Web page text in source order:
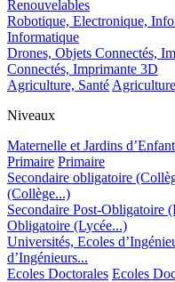
Renouvelables
Robotique, Electronique,
Informatique
Drones, Objets Connectés,
Connectés, Imprimante 3D
Agriculture, Santé
Niveaux
Maternelle et Jardins
Primaire Primaire
Secondaire obligatoire
(Collège...)
Secondaire Post-Obligatoire
Obligatoire (Lycée...)
Universités, Ecoles
d’Ingénieurs...
Ecoles Doctorales Ecoles